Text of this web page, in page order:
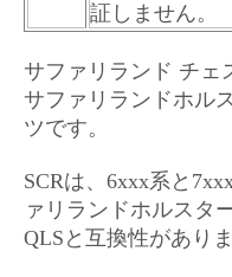
証しません。
サファリランド チェ
サファリランドホル
ツです。
SCRは、6xxx系と
ァリランドホルスタ
QLSと互換性がありま